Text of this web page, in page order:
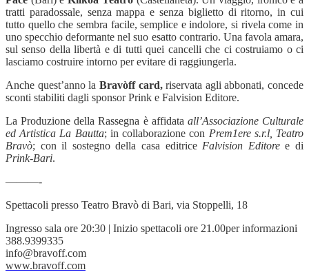
tratti paradossale, senza mappa e senza biglietto di ritorno, in cui
tutto quello che sembra facile, semplice e indolore, si rivela come in
uno specchio deformante nel suo esatto contrario. Una favola amara,
sul senso della libertà e di tutti quei cancelli che ci costruiamo o ci
lasciamo costruire intorno per evitare di raggiungerla.
Anche quest’anno la Bravòff card,riservata agli abbonati, concede
sconti stabiliti dagli sponsor Prink e Falvision Editore.
La Produzione della Rassegna è affidata all’Associazione Culturale
ed Artistica La Bautta; in collaborazione con Prem1ere s.r.l, Teatro
Bravò; con il sostegno della casa editrice Falvision Editoree di
Prink-Bari.
———-
Spettacoli presso Teatro Bravò di Bari, via Stoppelli, 18
Ingresso sala ore 20:30 | Inizio spettacoli ore 21.00per informazioni
388.9399335
info@bravoff.com
www.bravoff.com